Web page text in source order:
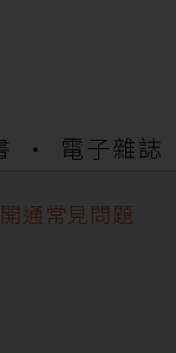
電子雜誌
級重要說明及
通常見問題
級重要說明及